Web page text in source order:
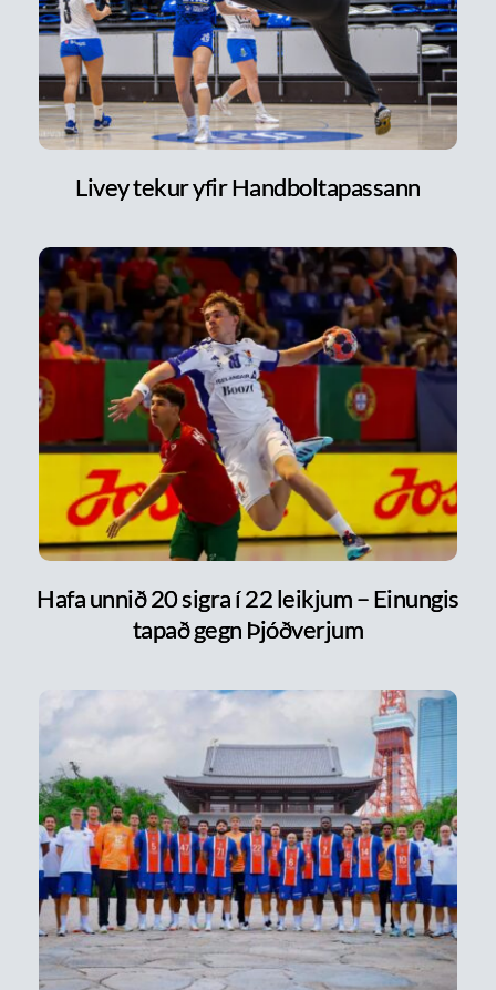
Livey tekur yfir Handboltapassann
Hafa unnið 20 sigra í 22 leikjum – Einungis
tapað gegn Þjóðverjum